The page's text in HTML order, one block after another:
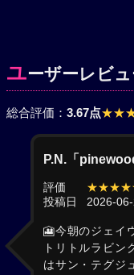
ユーザーレビュ
総合評価： 3.67点
P.N.「
評価
投稿日
2026-
🎦今朝のジェイ
トリトルラビン
はサン・テグジ